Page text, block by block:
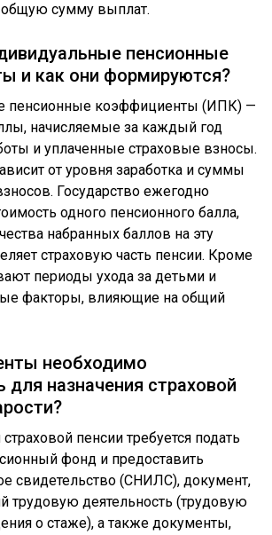
сумму выплат.
пенсионные
и как они формируются?
пенсионные коэффициенты (ИПК) —
начисляемые за каждый год
и уплаченные страховые взносы.
от уровня заработка и суммы
Государство ежегодно
одного пенсионного балла,
набранных баллов на эту
страховую часть пенсии. Кроме
периоды ухода за детьми и
факторы, влияющие на общий
необходимо
для назначения страховой
пенсии требуется подать
фонд и предоставить
свидетельство (СНИЛС), документ,
трудовую деятельность (трудовую
о стаже), а также документы,